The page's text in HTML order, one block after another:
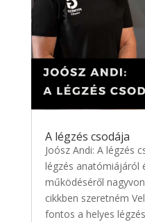
A légzés csodája
Joósz Andi: A légzés
légzés anatómiájáról
működéséről
cikkben szeretném
fontos a helyes